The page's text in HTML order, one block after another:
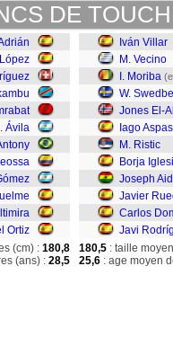
DE
López
Ávila
Ortiz
Iván Villar
M. Vecino
I. Moriba
W.
Jones El-
Iago Aspas
M. Ristic
Borja
Joseph
Javier
Carlos
Javi
(cm) : 180,8
(ans) : 28,5
180,5 : taille
25,6 : age moyen